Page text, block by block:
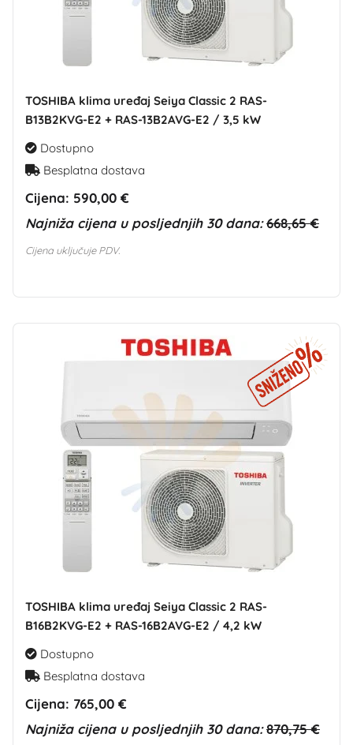
TOSHIBA klima uređaj Seiya Classic 2 RAS-
B13B2KVG-E2 + RAS-13B2AVG-E2 / 3,5 kW
Dostupno
Besplatna dostava
Cijena: 590,00 €
Najniža cijena u posljednjih 30 dana:668,65 €
Cijena uključuje PDV.
TOSHIBA klima uređaj Seiya Classic 2 RAS-
B16B2KVG-E2 + RAS-16B2AVG-E2 / 4,2 kW
Dostupno
Besplatna dostava
Cijena: 765,00 €
Najniža cijena u posljednjih 30 dana:870,75 €